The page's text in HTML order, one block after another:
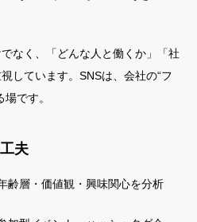
なく、「どんな人と働くか」「社
しています。SNSは、会社の“フ
です。
夫
齢層・価値観・興味関心を分析